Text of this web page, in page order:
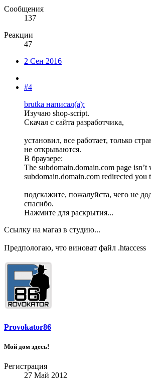
Сообщения
137
Реакции
47
2 Сен 2016
#4
brutka написал(а):
Изучаю shop-script.
Скачал с сайта разработчика,
установил, все работает, только
не открываются.
В браузере:
The subdomain.domain.com page isn’t
subdomain.domain.com redirected you
подскажите, пожалуйста, чего не
спасибо.
Нажмите для раскрытия...
Ссылку на магаз в студию...
Предпологаю, что виноват файл .htaccess
Provokator86
Мой дом здесь!
Регистрация
27 Май 2012